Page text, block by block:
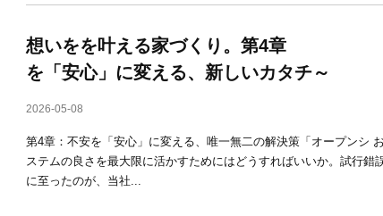
想いをを叶える家づくり。第
を「安心」に変える、新しいカタチ～
2026-05-08
第4章：不安を「安心」に変える、唯一無二の解決策「オープンシ
ステムの良さを最大限に活かすためにはどうすればいいか。試行錯
に至ったのが、当社...